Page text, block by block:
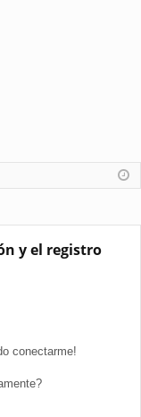
y el registro
conectarme!